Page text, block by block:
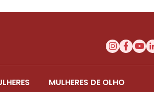
MULHERES DE OLHO